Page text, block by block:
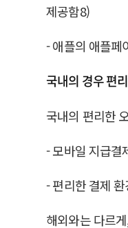
제공함8)
- 애플의 애플페
국내의 경우 편
국내의 편리한
- 모바일 지급결
- 편리한 결제
해외와는 다르